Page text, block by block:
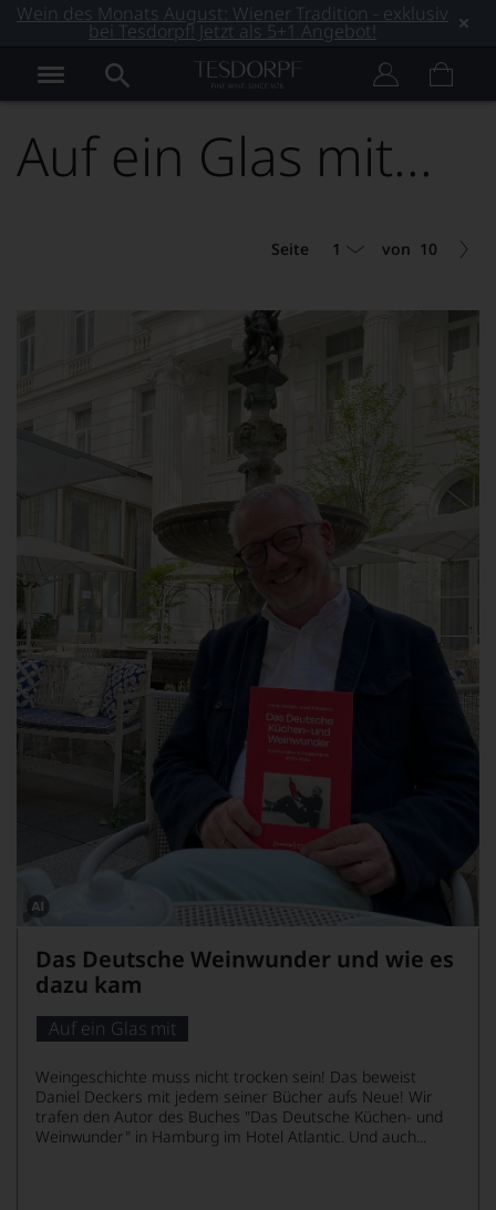
Wein des Monats August: Wiener Tradition - exklusiv
bei Tesdorpf! Jetzt als 5+1 Angebot!
Auf ein Glas mit...
Seite 1 von 10
Bild
wurde
mithilfe
von
verändert.
Das Deutsche Weinwunder und wie es
dazu kam
Auf ein Glas mit
Weingeschichte muss nicht trocken sein! Das beweist
Daniel Deckers mit jedem seiner Bücher aufs Neue! Wir
trafen den Autor des Buches "Das Deutsche Küchen- und
Weinwunder" in Hamburg im Hotel Atlantic. Und auch...